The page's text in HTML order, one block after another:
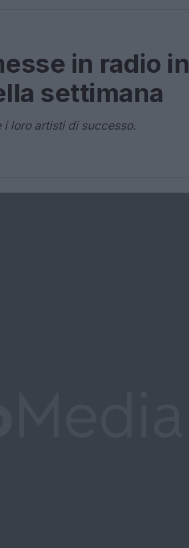
in radio in
settimana
loro artisti di successo.